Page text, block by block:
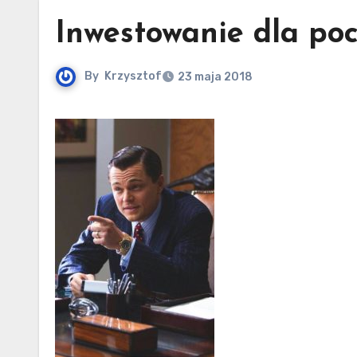
Inwestowanie dla
By Krzysztof 23 maja 2018